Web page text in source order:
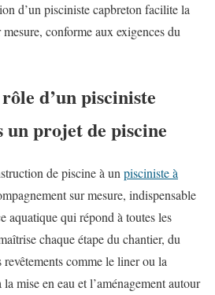
d’un pisciniste capbreton facilite la
conforme aux exigences du
d’un pisciniste
un projet de piscine
de piscine à un pisciniste à
sur mesure, indispensable
aquatique qui répond à toutes les
chaque étape du chantier, du
comme le liner ou la
mise en eau et l’aménagement autour